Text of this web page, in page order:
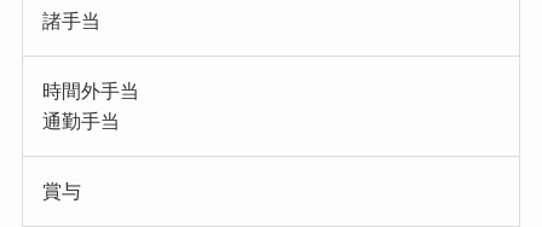
諸手当
時間外手当
通勤手当
賞与